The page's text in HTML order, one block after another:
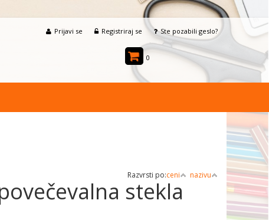
Prijavi se Registriraj se Ste pozabili geslo?
0
Razvrsti po:ceni nazivu
stekla